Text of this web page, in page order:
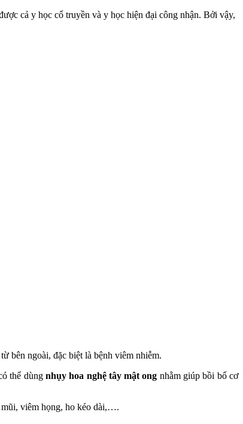
cả y học cổ truyền và y học hiện đại công nhận. Bởi vậy,
bên ngoài, đặc biệt là bệnh viêm nhiễm.
thể dùng nhụy hoa nghệ tây mật ong nhằm giúp bồi bổ cơ
mũi, viêm họng, ho kéo dài,….